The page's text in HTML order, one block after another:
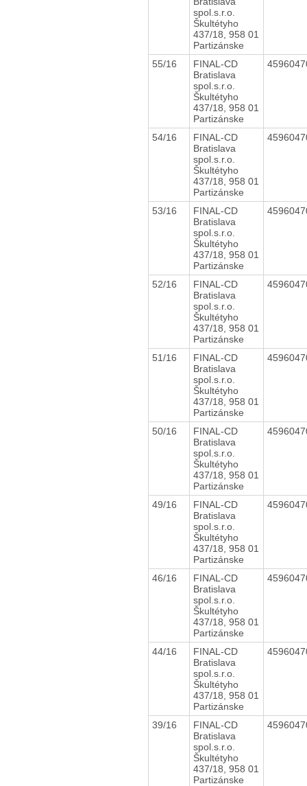
spol.s.r.o.
Škultétyho
437/18, 958 01
Partizánske
55/16
FINAL-CD
Bratislava
spol.s.r.o.
Škultétyho
437/18, 958 01
Partizánske
54/16
FINAL-CD
Bratislava
spol.s.r.o.
Škultétyho
437/18, 958 01
Partizánske
53/16
FINAL-CD
Bratislava
spol.s.r.o.
Škultétyho
437/18, 958 01
Partizánske
52/16
FINAL-CD
Bratislava
spol.s.r.o.
Škultétyho
437/18, 958 01
Partizánske
51/16
FINAL-CD
Bratislava
spol.s.r.o.
Škultétyho
437/18, 958 01
Partizánske
50/16
FINAL-CD
Bratislava
spol.s.r.o.
Škultétyho
437/18, 958 01
Partizánske
49/16
FINAL-CD
Bratislava
spol.s.r.o.
Škultétyho
437/18, 958 01
Partizánske
46/16
FINAL-CD
Bratislava
spol.s.r.o.
Škultétyho
437/18, 958 01
Partizánske
44/16
FINAL-CD
Bratislava
spol.s.r.o.
Škultétyho
437/18, 958 01
Partizánske
39/16
FINAL-CD
Bratislava
spol.s.r.o.
Škultétyho
437/18, 958 01
Partizánske